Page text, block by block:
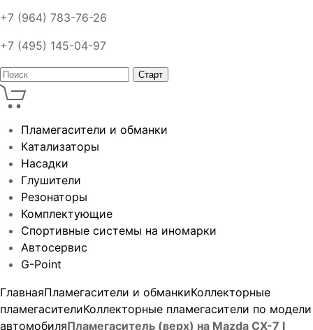
+7 (964) 783-76-26
+7 (495) 145-04-97
Пламегасители и обманки
Катализаторы
Насадки
Глушители
Резонаторы
Комплектующие
Спортивные системы на иномарки
Автосервис
G-Point
ГлавнаяПламегасители и обманкиКоллекторные
пламегасителиКоллекторные пламегасители по модели
автомобиляПламегаситель (верх) на Mazda CX-7 I